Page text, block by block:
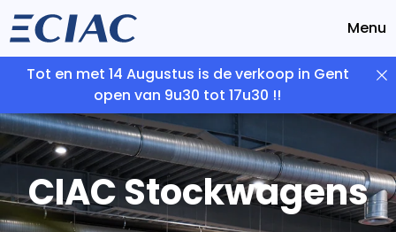
Menu
Tot en met 14 Augustus is de verkoop in Gent
open van 9u30 tot 17u30 !!
CIAC Stockwagens